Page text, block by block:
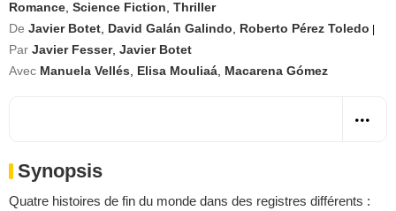
Romance Science Fiction Thriller
De Javier Botet David Galán Galindo Roberto Pérez Toledo
Par Javier Fesser, Javier Botet
Avec Manuela Vellés Elisa Mouliaá Macarena Gómez
Synopsis
Quatre histoires de fin du monde dans des registres différents :